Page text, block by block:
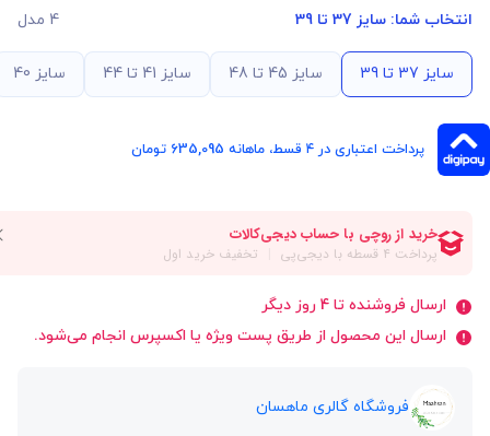
انتخاب شما: سایز 37 تا 39 4 مدل
سایز 37 تا 39 سایز 45 تا 48 سایز 41 تا 44 سایز 40
پرداخت اعتباری در ۴ قسط، ماهانه 635,095 تومان
ارسال فروشنده تا 4 روز دیگر
ارسال این محصول از طریق پست ویژه یا اکسپرس انجام می‌شود.
فروشگاه گالری ماهسان